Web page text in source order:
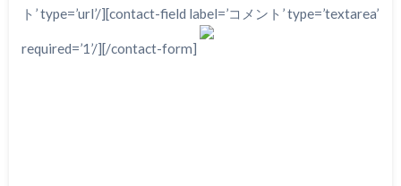
ト’ type=’url’/][contact-field label=’コメント’ type=’textarea’
required=’1’/][/contact-form]